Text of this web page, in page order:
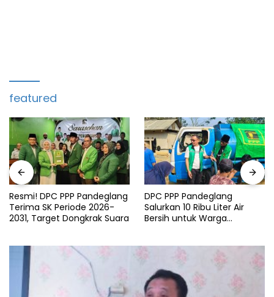
featured
Resmi! DPC PPP Pandeglang
Terima SK Periode 2026-
2031, Target Dongkrak Suara
DPC PPP Pandeglang
Salurkan 10 Ribu Liter Air
Bersih untuk Warga